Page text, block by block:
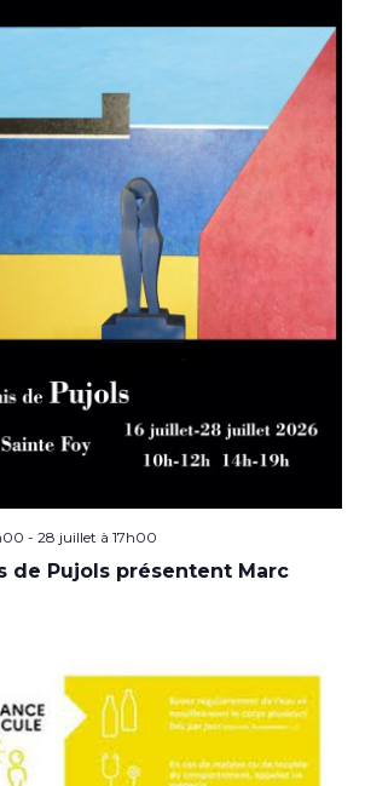
- 28 juillet à 17h00
de Pujols présentent Marc